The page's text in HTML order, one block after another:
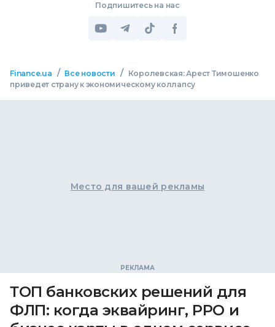
Подпишитесь на нас
Finance.ua / Все новости /
Королевская: Арест Тимошенко
приведет страну к экономическому коллапсу
Место для вашей рекламы
ТОП банковских решений для
ФЛП: когда эквайринг, РРО и